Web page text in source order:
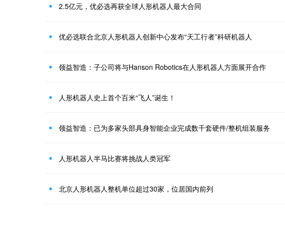
2.5亿元，优必选再获全球人形机器人最大合同
优必选联合北京人形机器人创新中心发布“天工行者”科研机器人
领益智造：子公司将与Hanson Robotics在人形机器人方面展开合作
人形机器人史上首个百米“飞人”诞生！
领益智造：已为多家头部具身智能企业完成数千套硬件/整机组装服务
人形机器人半马比赛将挑战人类冠军
北京人形机器人整机单位超过30家，位居国内前列